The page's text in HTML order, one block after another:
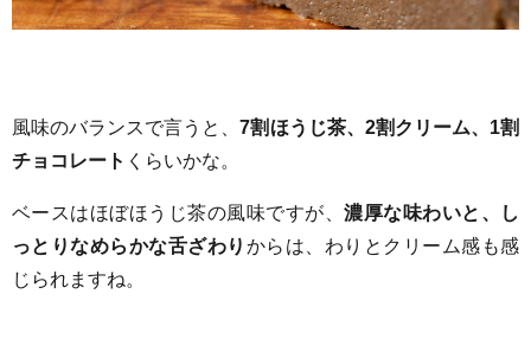
風味のバランスで言うと、7割ほうじ茶、2割クリーム、1割
チョコレート くらいかな。
ベースはほぼほうじ茶の風味ですが、濃厚な味わいと、し
っとりなめらかな舌ざわり からは、わりとクリーム感も感
じられますね。